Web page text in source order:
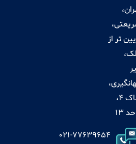
تر از
پلاک 4،
13
021-77639654